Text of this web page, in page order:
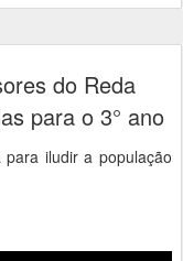
do Reda
para o 3° ano
iludir a população